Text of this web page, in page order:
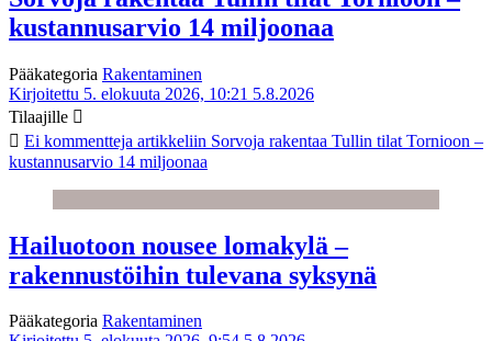
kustannusarvio 14 miljoonaa
Pääkategoria Rakentaminen
Kirjoitettu 5. elokuuta 2026, 10:21 5.8.2026
Tilaajille
Ei kommentteja artikkeliin Sorvoja rakentaa Tullin tilat Tornioon –
kustannusarvio 14 miljoonaa
Hailuotoon nousee lomakylä –
rakennustöihin tulevana syksynä
Pääkategoria Rakentaminen